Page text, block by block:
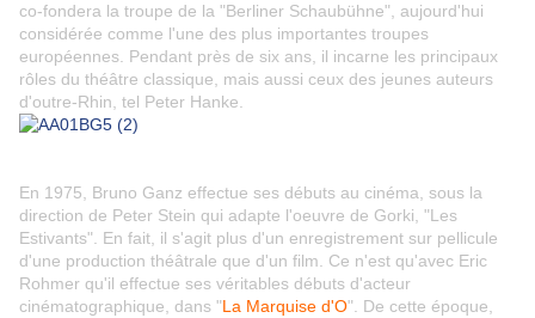
co-fondera la troupe de la "Berliner Schaubühne", aujourd'hui
considérée comme l'une des plus importantes troupes
européennes. Pendant près de six ans, il incarne les principaux
rôles du théâtre classique, mais aussi ceux des jeunes auteurs
d'outre-Rhin, tel Peter Hanke.
En 1975, Bruno Ganz effectue ses débuts au cinéma, sous la
direction de Peter Stein qui adapte l'oeuvre de Gorki, "Les
Estivants". En fait, il s'agit plus d'un enregistrement sur pellicule
d'une production théâtrale que d'un film. Ce n'est qu'avec Eric
Rohmer qu'il effectue ses véritables débuts d'acteur
cinématographique, dans "La Marquise d'O". De cette époque,